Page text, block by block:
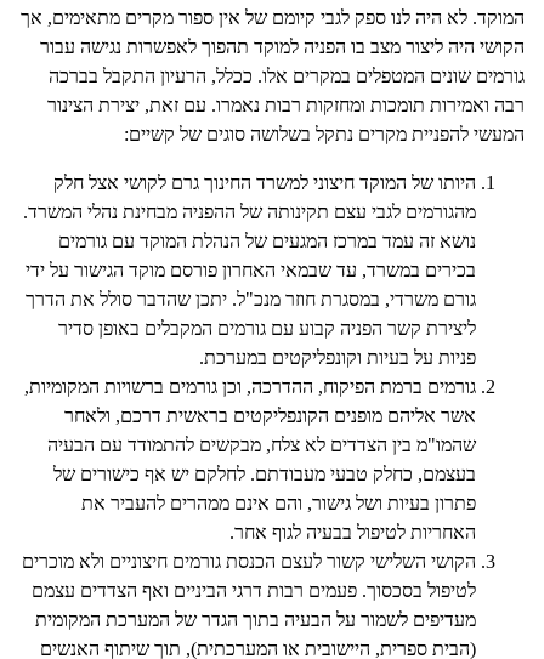
המוקד. לא היה לנו ספק לגבי קיומם של אין ספור מקרים מתאימים, אך
הקושי היה ליצור מצב בו הפניה למוקד תהפוך לאפשרות נגישה עבור
גורמים שונים המטפלים במקרים אלו. ככלל, הרעיון התקבל בברכה
רבה ואמירות תומכות ומחזקות רבות נאמרו. עם זאת, יצירת הצינור
המעשי להפניית מקרים נתקל בשלושה סוגים של קשיים:
היותו של המוקד חיצוני למשרד החינוך גרם לקושי אצל חלק
מהגורמים לגבי עצם תקינותה של ההפניה מבחינת נהלי המשרד.
נושא זה עמד במרכז המגעים של הנהלת המוקד עם גורמים
בכירים במשרד, עד שבמאי האחרון פורסם מוקד הגישור על ידי
גורם משרדי, במסגרת חוזר מנכ"ל. יתכן שהדבר סולל את הדרך
ליצירת קשר הפניה קבוע עם גורמים המקבלים באופן סדיר
פניות על בעיות וקונפליקטים במערכת.
גורמים ברמת הפיקוח, ההדרכה, וכן גורמים ברשויות המקומיות,
אשר אליהם מופנים הקונפליקטים בראשית דרכם, ולאחר
שהמו"מ בין הצדדים לא צלח, מבקשים להתמודד עם הבעיה
בעצמם, כחלק טבעי מעבודתם. לחלקם יש אף כישורים של
פתרון בעיות ושל גישור, והם אינם ממהרים להעביר את
האחריות לטיפול בבעיה לגוף אחר.
הקושי השלישי קשור לעצם הכנסת גורמים חיצוניים ולא מוכרים
לטיפול בסכסוך. פעמים רבות דרגי הביניים ואף הצדדים עצמם
מעדיפים לשמור על הבעיה בתוך הגדר של המערכת המקומית
(הבית ספרית, היישובית או המערכתית), תוך שיתוף האנשים